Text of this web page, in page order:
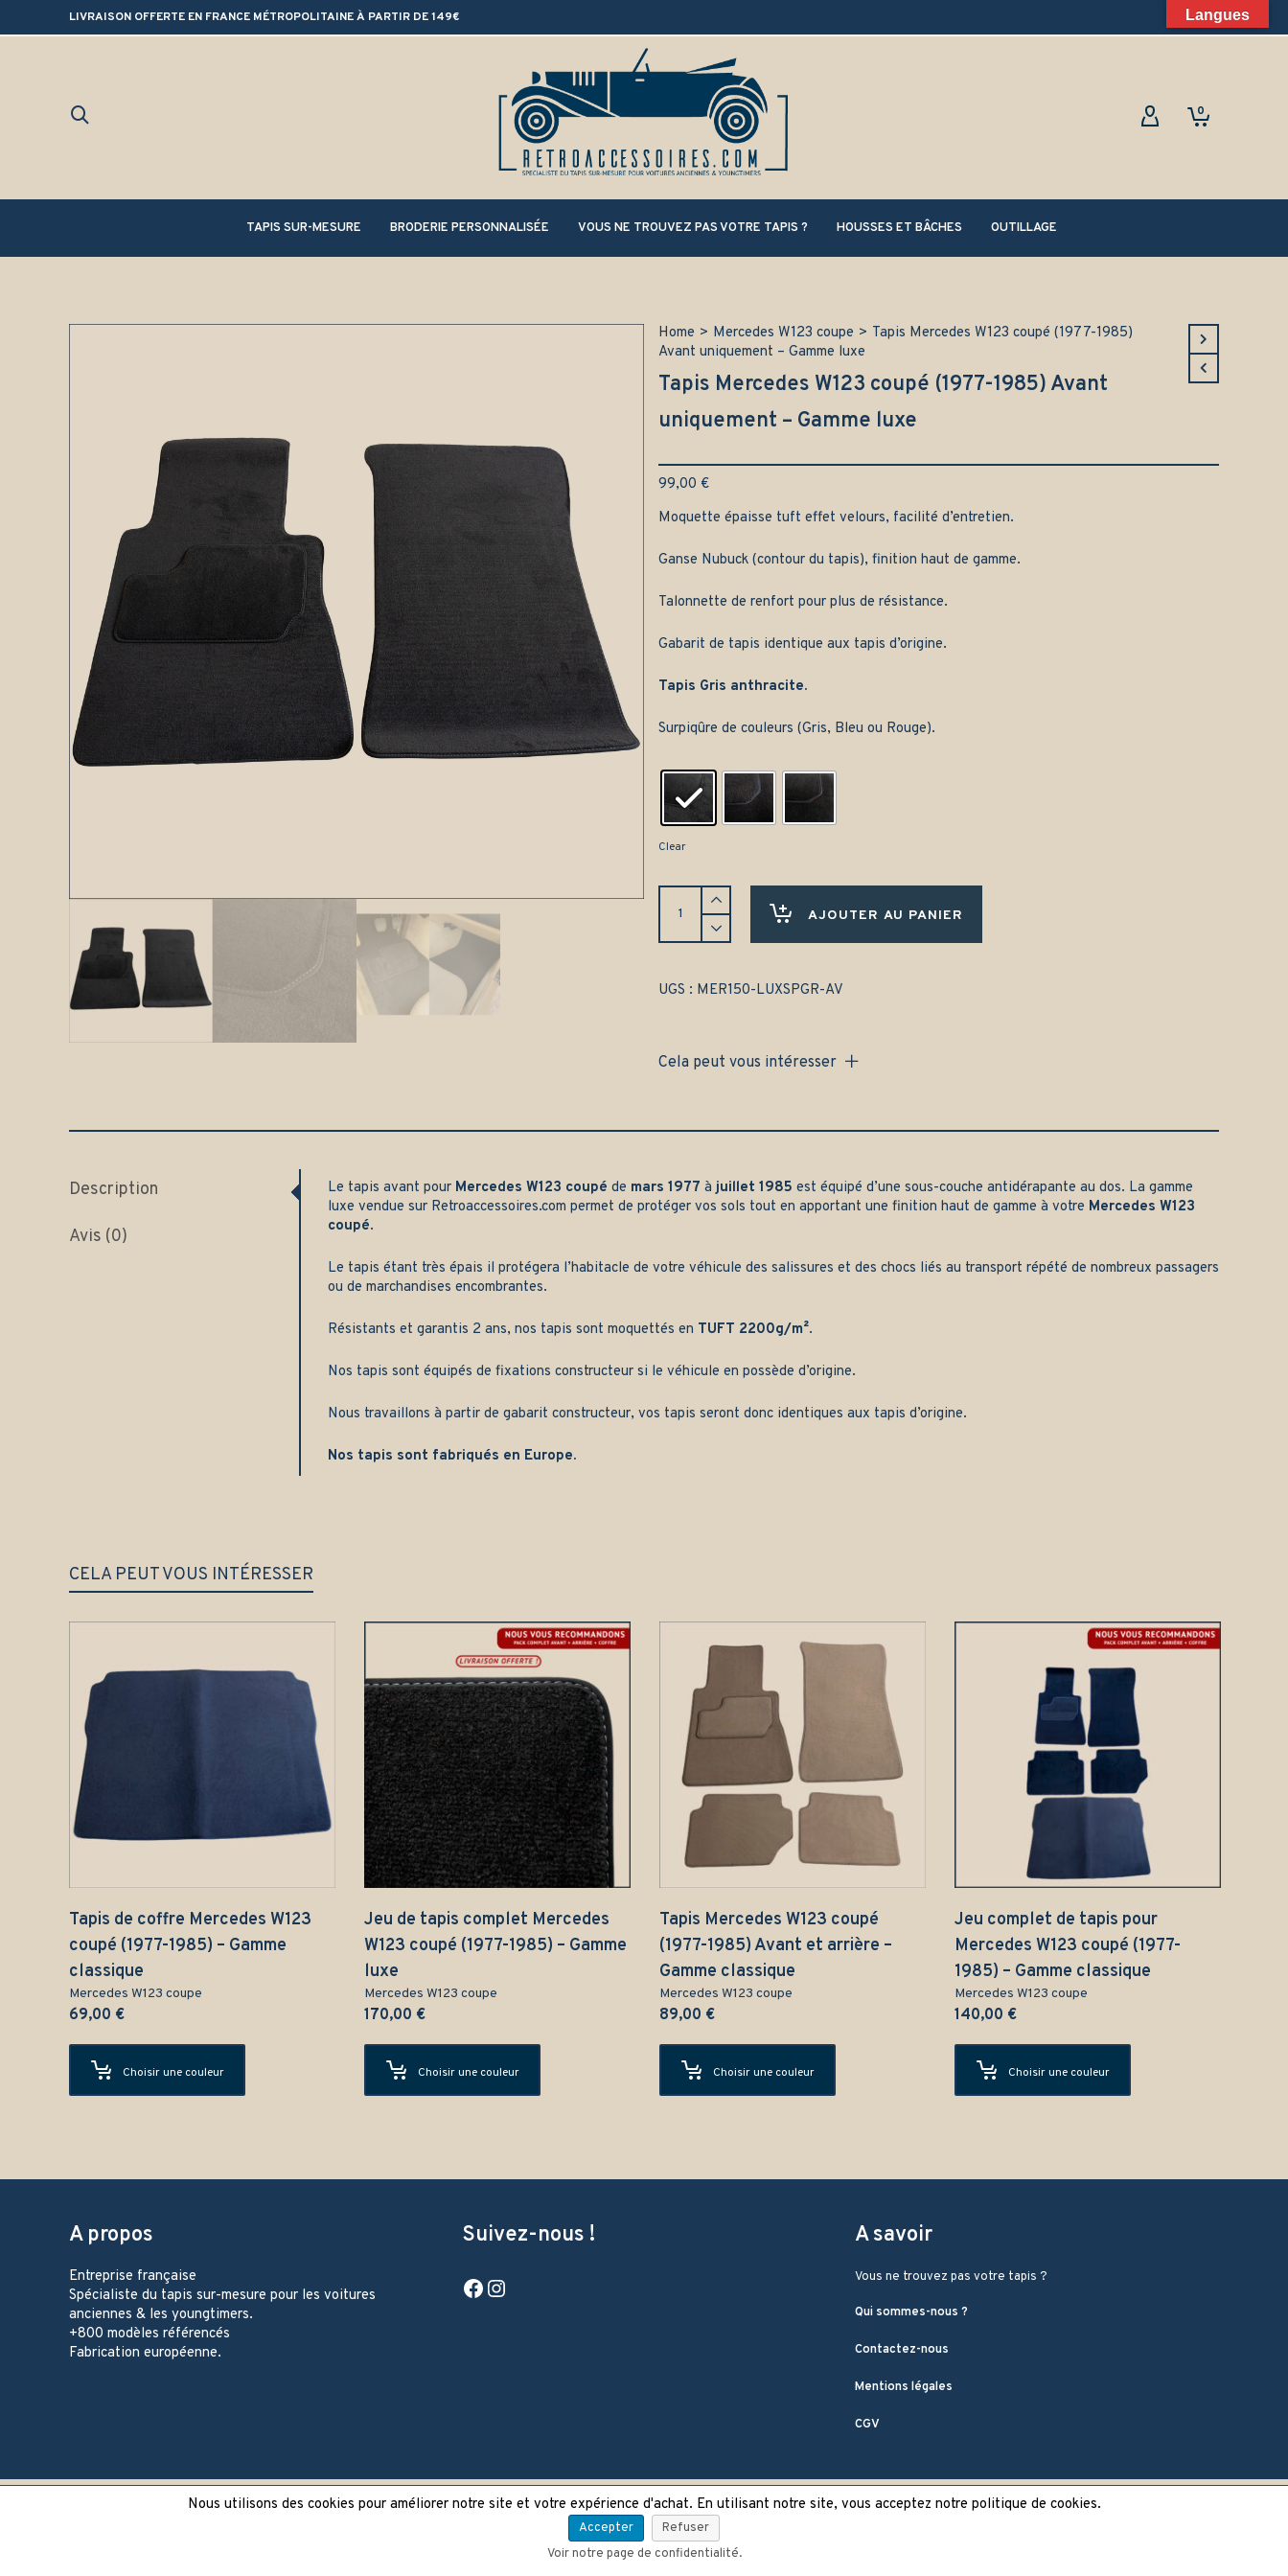
LIVRAISON OFFERTE EN FRANCE MÉTROPOLITAINE À PARTIR DE 149€
0
TAPIS SUR-MESURE BRODERIE PERSONNALISÉE VOUS NE TROUVEZ PAS VOTRE TAPIS ? HOUSSES ET BÂCHES OUTILLAGE
Home > Mercedes W123 coupe > Tapis Mercedes W123 coupé (1977-1985)
Avant uniquement – Gamme luxe
Tapis Mercedes W123 coupé (1977-1985) Avant
uniquement – Gamme luxe
99,00 €
Moquette épaisse tuft effet velours, facilité d’entretien.
Ganse Nubuck (contour du tapis), finition haut de gamme.
Talonnette de renfort pour plus de résistance.
Gabarit de tapis identique aux tapis d’origine.
Tapis Gris anthracite.
Surpiqûre de couleurs (Gris, Bleu ou Rouge).
Clear
Tapis
Mercedes
1985)
Gamme
AJOUTER AU PANIER
UGS : MER150-LUXSPGR-AV
Cela peut vous intéresser
Description
Avis (0)
Le tapis avant pour Mercedes W123 coupé de mars 1977 à juillet 1985 est équipé d’une sous-couche antidérapante au dos. La gamme
luxe vendue sur Retroaccessoires.com permet de protéger vos sols tout en apportant une finition haut de gamme à votre Mercedes W123
coupé.
Le tapis étant très épais il protégera l’habitacle de votre véhicule des salissures et des chocs liés au transport répété de nombreux passagers
ou de marchandises encombrantes.
Résistants et garantis 2 ans, nos tapis sont moquettés en TUFT 2200g/m².
Nos tapis sont équipés de fixations constructeur si le véhicule en possède d’origine.
Nous travaillons à partir de gabarit constructeur, vos tapis seront donc identiques aux tapis d’origine.
Nos tapis sont fabriqués en Europe.
CELA PEUT VOUS INTÉRESSER
Tapis de coffre Mercedes W123
coupé (1977-1985) – Gamme
classique
Mercedes W123 coupe
69,00 €
Choisir une couleur
Jeu de tapis complet Mercedes
W123 coupé (1977-1985) – Gamme
luxe
Mercedes W123 coupe
170,00 €
Choisir une couleur
Tapis Mercedes W123 coupé
(1977-1985) Avant et arrière –
Gamme classique
Mercedes W123 coupe
89,00 €
Choisir une couleur
Jeu complet de tapis pour
Mercedes W123 coupé (1977-
1985) – Gamme classique
Mercedes W123 coupe
140,00 €
Choisir une couleur
A propos
Entreprise française
Spécialiste du tapis sur-mesure pour les voitures
anciennes & les youngtimers.
+800 modèles référencés
Fabrication européenne.
Suivez-nous !
Facebook
A savoir
Vous ne trouvez pas votre tapis ?
Qui sommes-nous ?
Contactez-nous
Mentions légales
CGV
Langues
Nous utilisons des cookies pour améliorer notre site et votre expérience d'achat. En utilisant notre site, vous acceptez notre politique de cookies.
Accepter
Refuser
Voir notre page de confidentialité.